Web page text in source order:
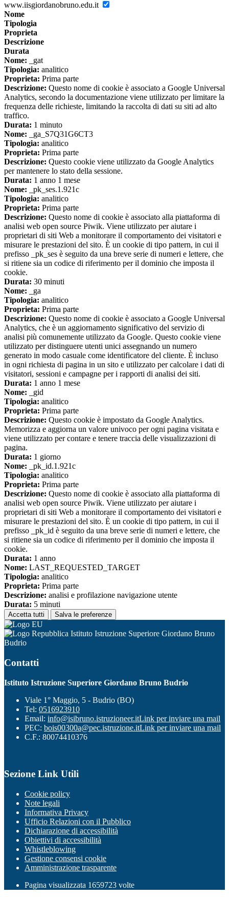
www.iisgiordanobruno.edu.it
Nome
Tipologia
Proprieta
Descrizione
Durata
Nome: _gat
Tipologia: analitico
Proprieta: Prima parte
Descrizione: Questo nome di cookie è associato a Google Universal
Analytics, secondo la documentazione viene utilizzato per limitare la
frequenza delle richieste, limitando la raccolta di dati su siti ad alto
traffico.
Durata: 1 minuto
Nome: _ga_S7Q31G6CT3
Tipologia: analitico
Proprieta: Prima parte
Descrizione: Questo cookie viene utilizzato da Google Analytics
per mantenere lo stato della sessione.
Durata: 1 anno 1 mese
Nome: _pk_ses.1.921c
Tipologia: analitico
Proprieta: Prima parte
Descrizione: Questo nome di cookie è associato alla piattaforma di
analisi web open source Piwik. Viene utilizzato per aiutare i
proprietari di siti Web a monitorare il comportamento dei visitatori e
misurare le prestazioni del sito. È un cookie di tipo pattern, in cui il
prefisso _pk_ses è seguito da una breve serie di numeri e lettere, che
si ritiene sia un codice di riferimento per il dominio che imposta il
cookie.
Durata: 30 minuti
Nome: _ga
Tipologia: analitico
Proprieta: Prima parte
Descrizione: Questo nome di cookie è associato a Google Universal
Analytics, che è un aggiornamento significativo del servizio di
analisi più comunemente utilizzato da Google. Questo cookie viene
utilizzato per distinguere utenti unici assegnando un numero
generato in modo casuale come identificatore del cliente. È incluso
in ogni richiesta di pagina in un sito e utilizzato per calcolare i dati di
visitatori, sessioni e campagne per i rapporti di analisi dei siti.
Durata: 1 anno 1 mese
Nome: _gid
Tipologia: analitico
Proprieta: Prima parte
Descrizione: Questo cookie è impostato da Google Analytics.
Memorizza e aggiorna un valore univoco per ogni pagina visitata e
viene utilizzato per contare e tenere traccia delle visualizzazioni di
pagina.
Durata: 1 giorno
Nome: _pk_id.1.921c
Tipologia: analitico
Proprieta: Prima parte
Descrizione: Questo nome di cookie è associato alla piattaforma di
analisi web open source Piwik. Viene utilizzato per aiutare i
proprietari di siti Web a monitorare il comportamento dei visitatori e
misurare le prestazioni del sito. È un cookie di tipo pattern, in cui il
prefisso _pk_id è seguito da una breve serie di numeri e lettere, che
si ritiene sia un codice di riferimento per il dominio che imposta il
cookie.
Durata: 1 anno
Nome: LAST_REQUESTED_TARGET
Tipologia: analitico
Proprieta: Prima parte
Descrizione: analisi e profilazione navigazione utente
Durata: 5 minuti
Accetta tutti Salva le preferenze
Istituto Istruzione Superiore Giordano Bruno
Budrio
Contatti
Istituto Istruzione Superiore Giordano Bruno Budrio
Viale 1° Maggio, 5 - Budrio (BO)
Tel: 0516923910
Email: info@isibruno.istruzioneer.itLink per inviare una mail
PEC: bois00300a@pec.istruzione.itLink per inviare una mail
C.F.: 80074410376
Sezione Link Utili
Cookie policy
Note legali
Informativa Privacy
Ufficio Relazioni con il Pubblico
Dichiarazione di accessibilità
Obiettivi di accessibilità
Whistleblowing
Gestione consensi cookie
Amministrazione trasparente
Pagina visualizzata 1659723 volte